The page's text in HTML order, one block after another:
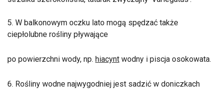
5. W balkonowym oczku lato mogą spędzać także
ciepłolubne rośliny pływające
po powierzchni wody, np. hiacynt wodny i piscja osokowata.
6. Rośliny wodne najwygodniej jest sadzić w doniczkach